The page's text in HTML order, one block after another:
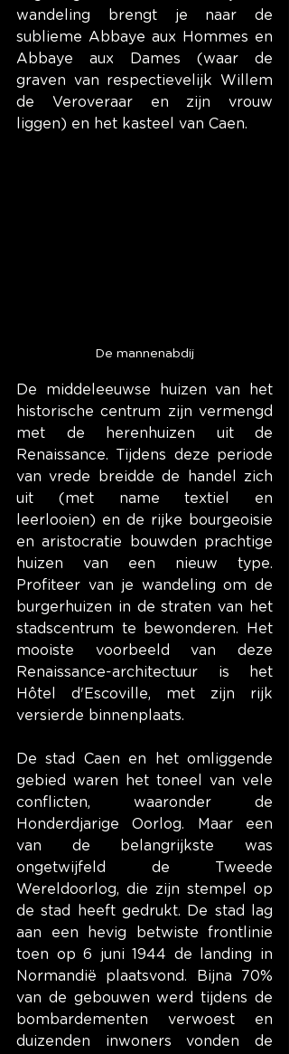
wandeling brengt je naar de
sublieme Abbaye aux Hommes en
Abbaye aux Dames (waar de
graven van respectievelijk Willem
de Veroveraar en zijn vrouw
liggen) en het kasteel van Caen.
De mannenabdij
De middeleeuwse huizen van het
historische centrum zijn vermengd
met de herenhuizen uit de
Renaissance. Tijdens deze periode
van vrede breidde de handel zich
uit (met name textiel en
leerlooien) en de rijke bourgeoisie
en aristocratie bouwden prachtige
huizen van een nieuw type.
Profiteer van je wandeling om de
burgerhuizen in de straten van het
stadscentrum te bewonderen. Het
mooiste voorbeeld van deze
Renaissance-architectuur is het
Hôtel d'Escoville, met zijn rijk
versierde binnenplaats.
De stad Caen en het omliggende
gebied waren het toneel van vele
conflicten, waaronder de
Honderdjarige Oorlog. Maar een
van de belangrijkste was
ongetwijfeld de Tweede
Wereldoorlog, die zijn stempel op
de stad heeft gedrukt. De stad lag
aan een hevig betwiste frontlinie
toen op 6 juni 1944 de landing in
Normandië plaatsvond. Bijna 70%
van de gebouwen werd tijdens de
bombardementen verwoest en
duizenden inwoners vonden de